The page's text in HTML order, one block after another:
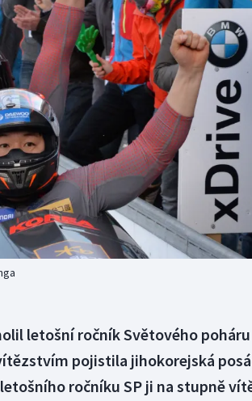
Moderní pětiboj
Motorsport
Olympijské hry
Parasport
Plavání
Plážový volejbal
letošní ročník Světového
pojistila jihokorejská
ročníku SP ji na stupně